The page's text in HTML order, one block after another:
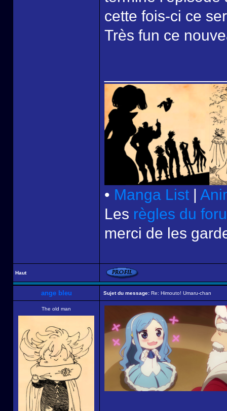
cette fois-ci ce
Très fun ce
• Manga List |
Les règles du
merci de les
Haut
ange bleu Sujet du message: Re: Himouto! Umaru-chan
The old man